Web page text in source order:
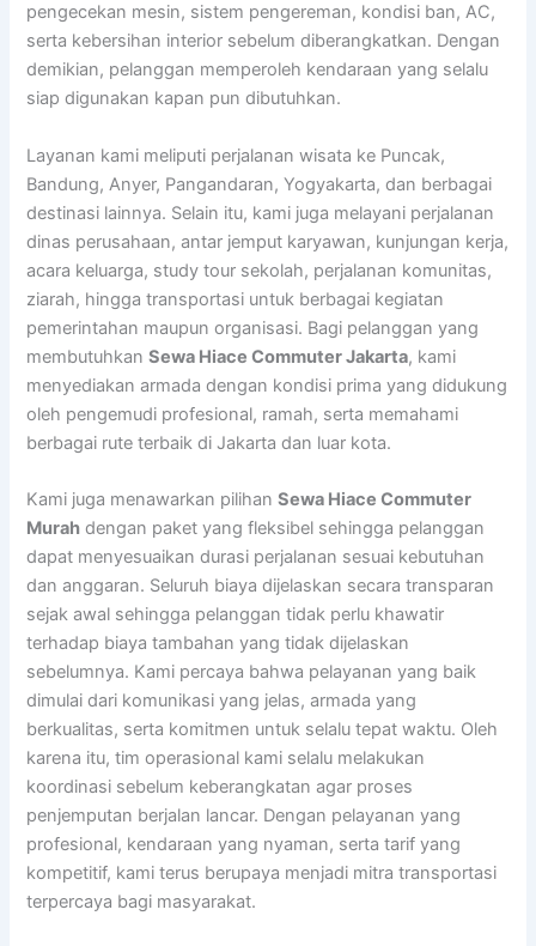
pengecekan mesin, sistem pengereman, kondisi ban, AC,
serta kebersihan interior sebelum diberangkatkan. Dengan
demikian, pelanggan memperoleh kendaraan yang selalu
siap digunakan kapan pun dibutuhkan.
Layanan kami meliputi perjalanan wisata ke Puncak,
Bandung, Anyer, Pangandaran, Yogyakarta, dan berbagai
destinasi lainnya. Selain itu, kami juga melayani perjalanan
dinas perusahaan, antar jemput karyawan, kunjungan kerja,
acara keluarga, study tour sekolah, perjalanan komunitas,
ziarah, hingga transportasi untuk berbagai kegiatan
pemerintahan maupun organisasi. Bagi pelanggan yang
membutuhkanSewa Hiace Commuter Jakarta, kami
menyediakan armada dengan kondisi prima yang didukung
oleh pengemudi profesional, ramah, serta memahami
berbagai rute terbaik di Jakarta dan luar kota.
Kami juga menawarkan pilihanSewa Hiace Commuter
Murah dengan paket yang fleksibel sehingga pelanggan
dapat menyesuaikan durasi perjalanan sesuai kebutuhan
dan anggaran. Seluruh biaya dijelaskan secara transparan
sejak awal sehingga pelanggan tidak perlu khawatir
terhadap biaya tambahan yang tidak dijelaskan
sebelumnya. Kami percaya bahwa pelayanan yang baik
dimulai dari komunikasi yang jelas, armada yang
berkualitas, serta komitmen untuk selalu tepat waktu. Oleh
karena itu, tim operasional kami selalu melakukan
koordinasi sebelum keberangkatan agar proses
penjemputan berjalan lancar. Dengan pelayanan yang
profesional, kendaraan yang nyaman, serta tarif yang
kompetitif, kami terus berupaya menjadi mitra transportasi
terpercaya bagi masyarakat.